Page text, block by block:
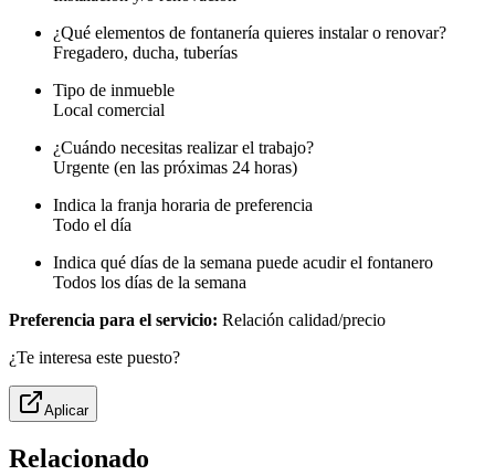
¿Qué elementos de fontanería quieres instalar o renovar?
Fregadero, ducha, tuberías
Tipo de inmueble
Local comercial
¿Cuándo necesitas realizar el trabajo?
Urgente (en las próximas 24 horas)
Indica la franja horaria de preferencia
Todo el día
Indica qué días de la semana puede acudir el fontanero
Todos los días de la semana
Preferencia para el servicio: Relación calidad/precio
¿Te interesa este puesto?
Aplicar
Relacionado